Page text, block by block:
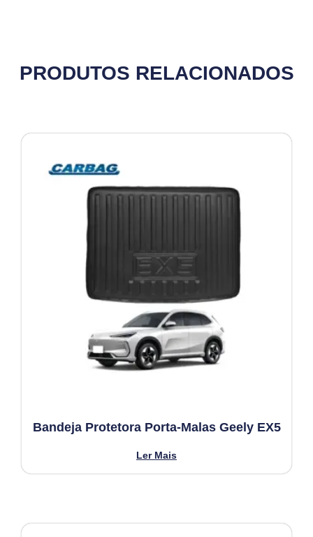
PRODUTOS RELACIONADOS
Bandeja Protetora Porta-Malas Geely EX5
Ler Mais